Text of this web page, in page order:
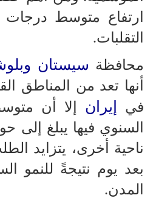
ارتفاع متوسط درجات
التقلبات.
محافظة سيستان
أنها تعد من المناطق
في
إيران إلا أن
ناحية أخرى، يتزايد
بعد يوم نتيجةً للنمو
المدن.